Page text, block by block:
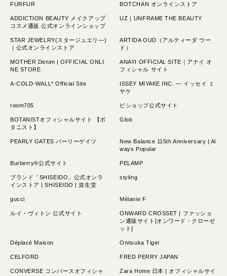
FURFUR BOTCHAN オンラインストア
ADDICTION BEAUTY メイクアップ
コスメ通販 公式オンラインショップ
UZ｜UNFRAME THE BEAUTY
STAR JEWELRY(スタージュエリ―)
｜公式オンラインストア
ARTIDA OUD（アルティーダ ウー
ド）
MOTHER Denim | OFFICIAL ONLI
NE STORE
ANAYI OFFICIAL SITE｜アナイ オ
フィシャル サイト
A-COLD-WALL* Official Site
ISSEY MIYAKE INC. — イッセイ ミ
ヤケ
room705 ビショップ公式サイト
BOTANISTオフィシャルサイト 【ボ
タニスト】
Glob
PEARLY GATES パーリーゲイツ
New Balance 115th Anniversary | Al
ways Popular
Burberry®公式サイト PELAMP
ブランド「SHISEIDO」公式オンラ
インストア | SHISEIDO | 資生堂
styling
gucci Mélanie F
ルイ・ヴィトン 公式サイト
ONWARD CROSSET | ファッショ
ン通販サイト[オンワード・クローゼ
ット]
Déplacé Maison Onitsuka Tiger
CELFORD FRED PERRY JAPAN
CONVERSE コンバースオフィシャ
Zara Home 日本 | オフィシャルサイ